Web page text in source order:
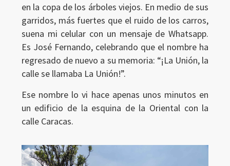
en la copa de los árboles viejos. En medio de sus
garridos, más fuertes que el ruido de los carros,
suena mi celular con un mensaje de Whatsapp.
Es José Fernando, celebrando que el nombre ha
regresado de nuevo a su memoria: “¡La Unión, la
calle se llamaba La Unión!”.
Ese nombre lo vi hace apenas unos minutos en
un edificio de la esquina de la Oriental con la
calle Caracas.